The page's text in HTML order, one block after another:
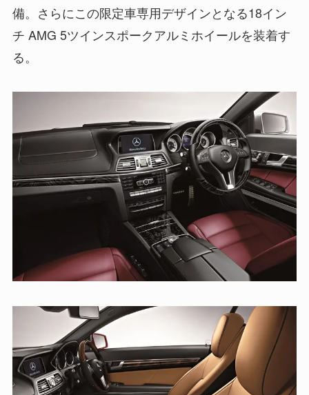
備。さらにこの限定車専用デザインとなる18イン
チ AMG 5ツインスポークアルミホイールを装着す
る。